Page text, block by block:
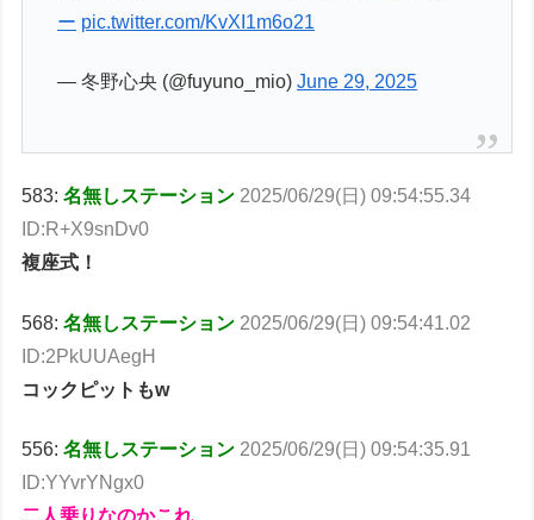
ー pic.twitter.com/KvXI1m6o21
— 冬野心央 (@fuyuno_mio)June 29, 2025
583:名無しステーション 2025/06/29(日) 09:54:55.34
ID:R+X9snDv0
複座式！
568:名無しステーション 2025/06/29(日) 09:54:41.02
ID:2PkUUAegH
コックピットもw
556:名無しステーション 2025/06/29(日) 09:54:35.91
ID:YYvrYNgx0